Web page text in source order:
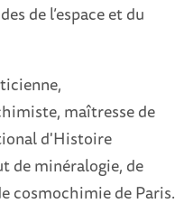
de l’espace et du
maîtresse de
d'Histoire
de minéralogie, de
cosmochimie de Paris.